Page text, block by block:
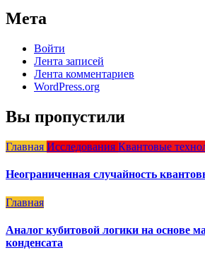
Мета
Войти
Лента записей
Лента комментариев
WordPress.org
Вы пропустили
Главная Исследования Квантовые
Неограниченная случайность
Главная
Аналог кубитовой логики на основе
конденсата